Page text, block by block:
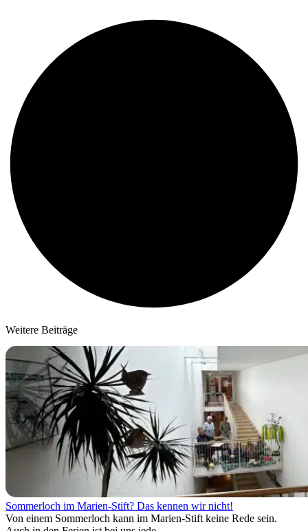
Weitere Beiträge
Sommerloch im Marien-Stift? Das kennen wir nicht!
Von einem Sommerloch kann im Marien-Stift keine Rede sein.